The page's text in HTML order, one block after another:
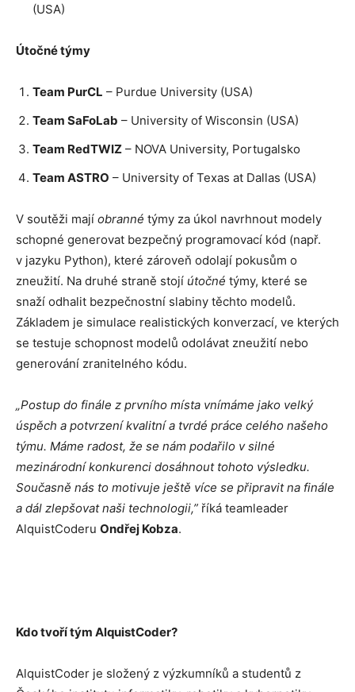
(USA)
Útočné týmy
Team PurCL – Purdue University (USA)
Team SaFoLab – University of Wisconsin (USA)
Team RedTWIZ – NOVA University, Portugalsko
Team ASTRO – University of Texas at Dallas (USA)
V soutěži mají obranné týmy za úkol navrhnout modely
schopné generovat bezpečný programovací kód (např.
v jazyku Python), které zároveň odolají pokusům o
zneužití. Na druhé straně stojí útočné týmy, které se
snaží odhalit bezpečnostní slabiny těchto modelů.
Základem je simulace realistických konverzací, ve kterých
se testuje schopnost modelů odolávat zneužití nebo
generování zranitelného kódu.
„Postup do finále z prvního místa vnímáme jako velký
úspěch a potvrzení kvalitní a tvrdé práce celého našeho
týmu. Máme radost, že se nám podařilo v silné
mezinárodní konkurenci dosáhnout tohoto výsledku.
Současně nás to motivuje ještě více se připravit na finále
a dál zlepšovat naši technologii,” říká teamleader
AlquistCoderu Ondřej Kobza.
Kdo tvoří tým AlquistCoder?
AlquistCoder je složený z výzkumníků a studentů z